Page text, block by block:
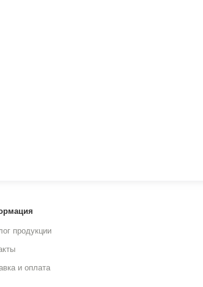
продукции
и оплата